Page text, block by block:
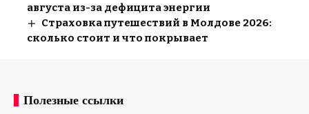
августа из-за дефицита энергии
Страховка путешествий в Молдове 2026:
сколько стоит и что покрывает
Полезные ссылки